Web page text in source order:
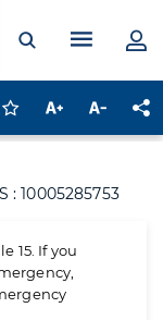
Ouvrir laMenu
Connectez-vous
Augmenter la
: 10005285753
15. If you